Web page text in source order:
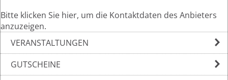
Bitte klicken Sie hier, um die Kontaktdaten des Anbieters
anzuzeigen.
VERANSTALTUNGEN
GUTSCHEINE